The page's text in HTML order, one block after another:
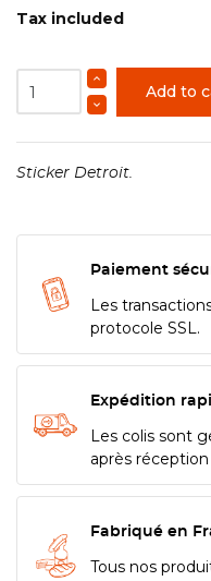
Tax included
Add to
Sticker Detroit.
Paiement
Les
protocole SSL.
Expédition
Les colis sont
après
Fabriqué en
Tous nos